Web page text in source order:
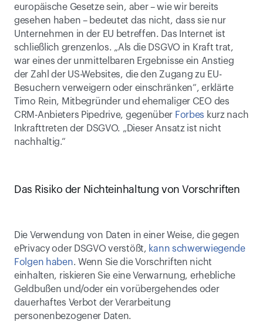
europäische Gesetze sein, aber – wie wir bereits
gesehen haben – bedeutet das nicht, dass sie nur
Unternehmen in der EU betreffen. Das Internet ist
schließlich grenzenlos. „Als die DSGVO in Kraft trat,
war eines der unmittelbaren Ergebnisse ein Anstieg
der Zahl der US-Websites, die den Zugang zu EU-
Besuchern verweigern oder einschränken“, erklärte
Timo Rein, Mitbegründer und ehemaliger CEO des
CRM-Anbieters Pipedrive, gegenüber Forbes kurz nach
Inkrafttreten der DSGVO. „Dieser Ansatz ist nicht
nachhaltig.“
Das Risiko der Nichteinhaltung von Vorschriften
Die Verwendung von Daten in einer Weise, die gegen
ePrivacy oder DSGVO verstößt, kann schwerwiegende
Folgen haben. Wenn Sie die Vorschriften nicht
einhalten, riskieren Sie eine Verwarnung, erhebliche
Geldbußen und/oder ein vorübergehendes oder
dauerhaftes Verbot der Verarbeitung
personenbezogener Daten.